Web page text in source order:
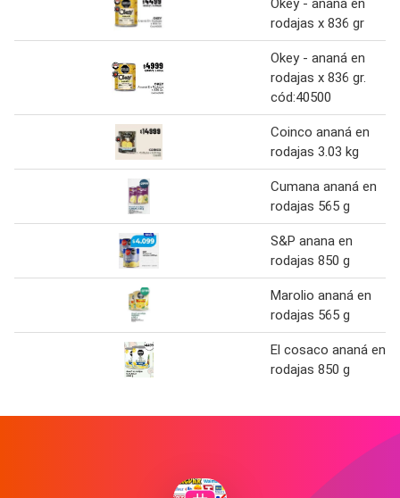
Okey - ananá en
rodajas x 836 gr
Okey - ananá en
rodajas x 836 gr.
cód:40500
Coinco ananá en
rodajas 3.03 kg
Cumana ananá en
rodajas 565 g
S&P anana en
rodajas 850 g
Marolio ananá en
rodajas 565 g
El cosaco ananá en
rodajas 850 g